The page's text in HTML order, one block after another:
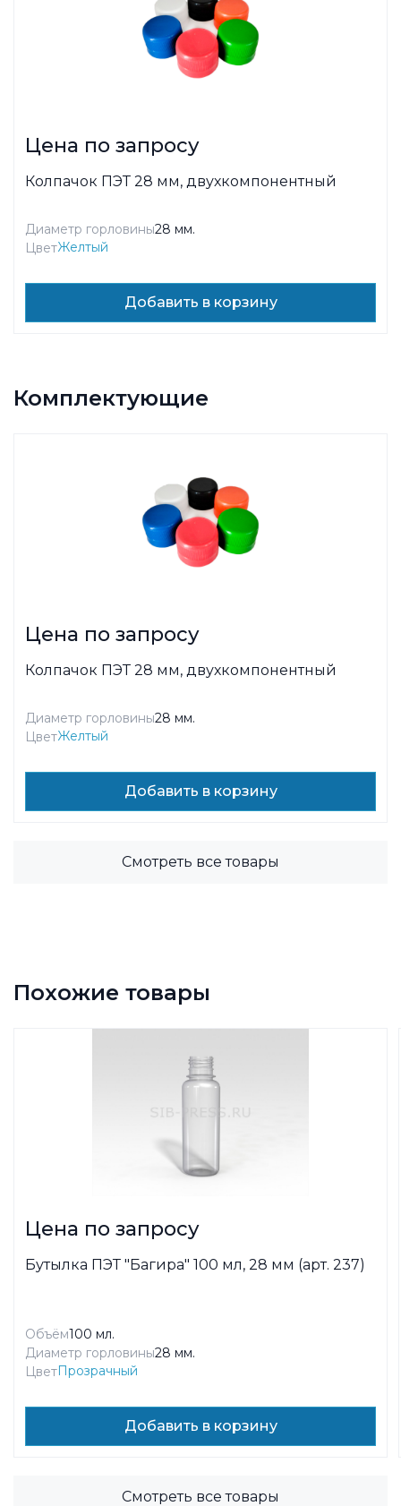
Цена по запросу
Колпачок ПЭТ 28 мм, двухкомпонентный
Диаметр горловины28 мм.
ЦветЖелтый
Добавить в корзину
Комплектующие
Цена по запросу
Колпачок ПЭТ 28 мм, двухкомпонентный
Диаметр горловины28 мм.
ЦветЖелтый
Добавить в корзину
Смотреть все товары
Похожие товары
Цена по запросу
Бутылка ПЭТ "Багира" 100 мл, 28 мм (арт. 237)
Объём100 мл.
Диаметр горловины28 мм.
ЦветПрозрачный
Добавить в корзину
Смотреть все товары